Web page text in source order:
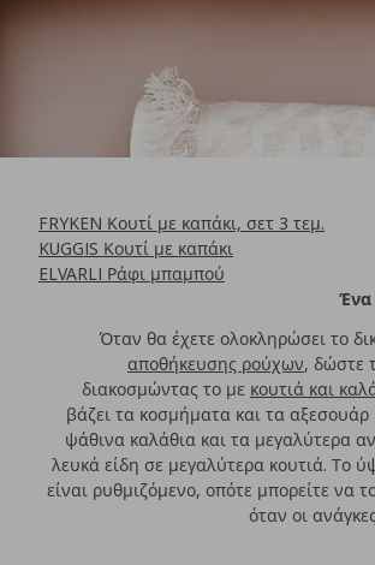
FRYKEN Κουτί με καπάκι, σετ 3 τεμ.
KUGGIS Κουτί με καπάκι
ELVARLI Ράφι μπαμπού
Όταν θα έχετε ολοκληρώσει το
αποθήκευσης ρούχων, δώστε
διακοσμώντας το με κουτιά και
βάζει τα κοσμήματα και τα
ψάθινα καλάθια και τα μεγαλύτερα
λευκά είδη σε μεγαλύτερα κουτιά. Το
είναι ρυθμιζόμενο, οπότε μπορείτε να
όταν οι